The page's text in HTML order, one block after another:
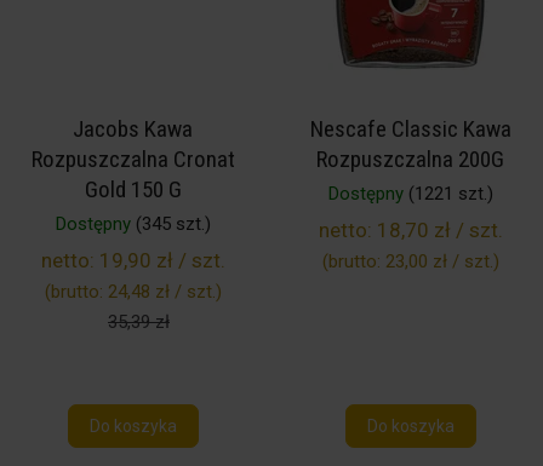
Jacobs Kawa
Rozpuszczalna Cronat
Gold 150 G
Dostępny(345 szt.)
netto: 19,90 zł / szt.
(brutto: 24,48 zł / szt.)
35,39 zł
Do koszyka
Nescafe Classic Kawa
Rozpuszczalna 200G
Dostępny(1221 szt.)
netto: 18,70 zł / szt.
(brutto: 23,00 zł / szt.)
Do koszyka